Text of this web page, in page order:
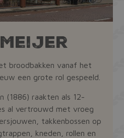
broodbakken vanaf het
een grote rol gespeeld.
(1886) raakten als 12-
al vertrouwd met vroeg
takkenbossen op
kneden, rollen en